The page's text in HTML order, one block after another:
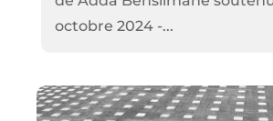
octobre 2024 -...